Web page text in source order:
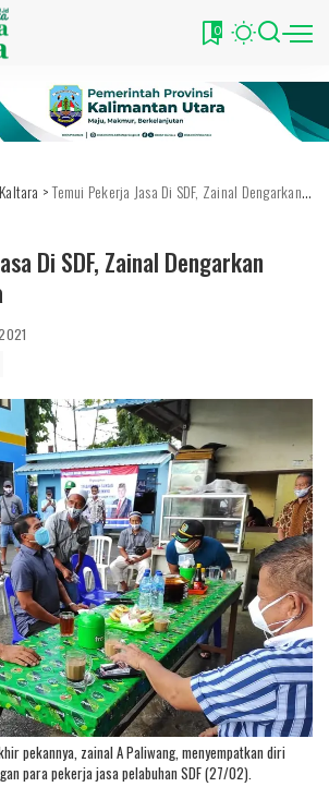
0
>Temui Pekerja Jasa Di SDF, Zainal Dengarkan Aspirasi Mereka
Di SDF, Zainal Dengarkan
pekannya, zainal A Paliwang, menyempatkan diri
para pekerja jasa pelabuhan SDF (27/02).